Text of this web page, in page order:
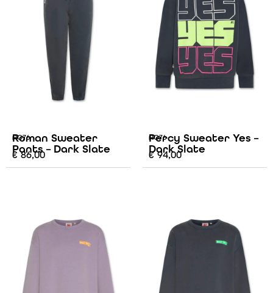
AO76
Roman Sweater
Pants – Dark Slate
€86,00
AO76
Percy Sweater Yes –
Dark Slate
€94,00